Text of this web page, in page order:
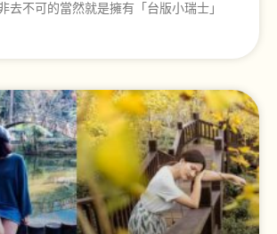
去不可的當然就是擁有「台版小瑞士」